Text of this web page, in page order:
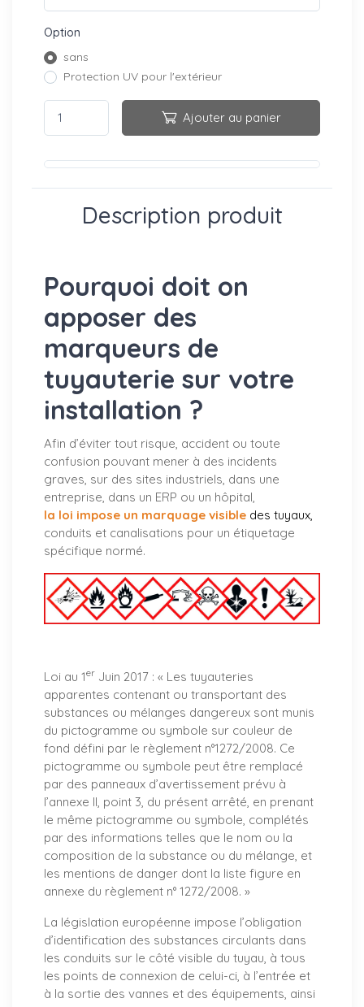
Option
sans
Protection UV pour l'extérieur
Ajouter au panier
Description produit
Pourquoi doit on
apposer des
marqueurs de
tuyauterie sur votre
installation ?
Afin d’éviter tout risque, accident ou toute
confusion pouvant mener à des incidents
graves, sur des sites industriels, dans une
entreprise, dans un ERP ou un hôpital,
la loi impose un marquage visible des tuyaux,
conduits et canalisations pour un étiquetage
spécifique normé.
Loi au 1er Juin 2017 : « Les tuyauteries
apparentes contenant ou transportant des
substances ou mélanges dangereux sont munis
du pictogramme ou symbole sur couleur de
fond défini par le règlement n°1272/2008. Ce
pictogramme ou symbole peut être remplacé
par des panneaux d’avertissement prévu à
l’annexe II, point 3, du présent arrêté, en prenant
le même pictogramme ou symbole, complétés
par des informations telles que le nom ou la
composition de la substance ou du mélange, et
les mentions de danger dont la liste figure en
annexe du règlement n° 1272/2008. »
La législation européenne impose l’obligation
d’identification des substances circulants dans
les conduits sur le côté visible du tuyau, à tous
les points de connexion de celui-ci, à l’entrée et
à la sortie des vannes et des équipements, ainsi